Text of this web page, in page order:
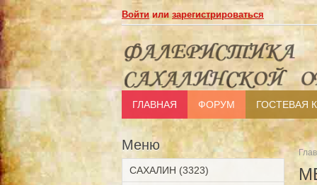
Войти илизарегистрироваться
ГЛАВНАЯ ФОРУМ ГОСТЕВАЯ
Меню
САХАЛИН (3323)